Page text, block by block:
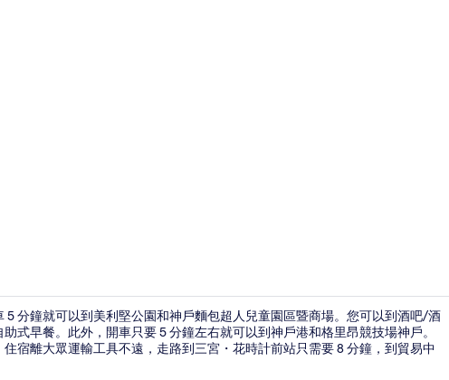
分鐘就可以到美利堅公園和神戶麵包超人兒童園區暨商場。您可以到酒吧/酒
式早餐。此外，開車只要 5 分鐘左右就可以到神戶港和格里昂競技場神戶。
宿離大眾運輸工具不遠，走路到三宮・花時計前站只需要 8 分鐘，到貿易中